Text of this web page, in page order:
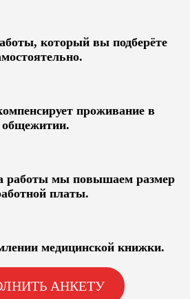
который вы подберёте
проживание в
общежитии.
работы мы повышаем размер
платы.
медицинской книжки.
АНКЕТУ